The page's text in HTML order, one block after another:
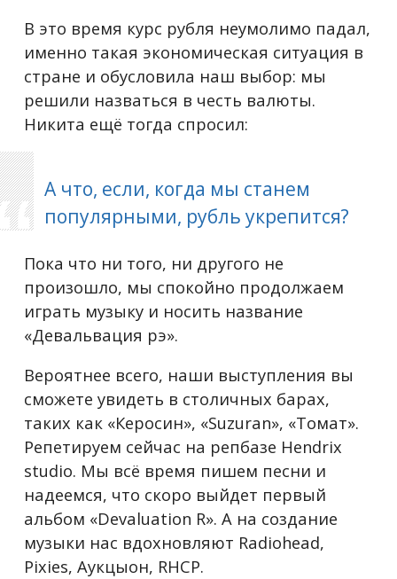
В это время курс рубля неумолимо падал,
именно такая экономическая ситуация в
стране и обусловила наш выбор: мы
решили назваться в честь валюты.
Никита ещё тогда спросил:
А что, если, когда мы станем
популярными, рубль укрепится?
Пока что ни того, ни другого не
произошло, мы спокойно продолжаем
играть музыку и носить название
«Девальвация рэ».
Вероятнее всего, наши выступления вы
сможете увидеть в столичных барах,
таких как «Керосин», «Suzuran», «Томат».
Репетируем сейчас на репбазе Hendrix
studio. Мы всё время пишем песни и
надеемся, что скоро выйдет первый
альбом «Devaluation R». А на создание
музыки нас вдохновляют Radiohead,
Pixies, Аукцыон, RHCP.